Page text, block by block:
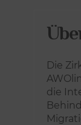
Die
die